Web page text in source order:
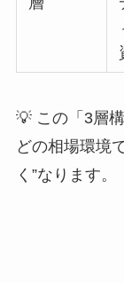
💡 この「3層
どの相場環境
く”なります。